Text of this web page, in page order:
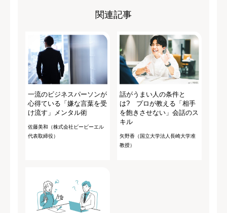
関連記事
一流のビジネスパーソンが
心得ている「嫌な言葉を受
け流す」メンタル術
佐藤美和（株式会社ビービーエル
代表取締役）
話がうまい人の条件と
は? プロが教える「相手
を飽きさせない」会話のス
キル
矢野香（国立大学法人長崎大学准
教授）